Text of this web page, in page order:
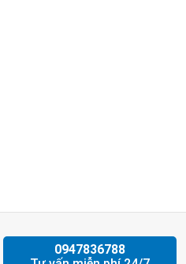
0947836788